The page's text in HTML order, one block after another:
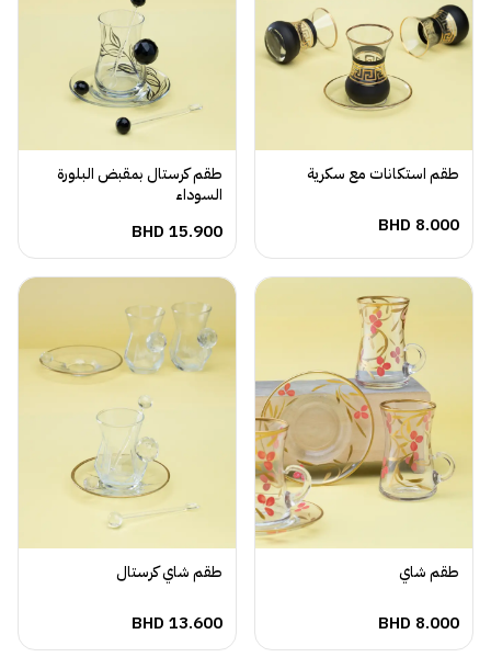
طقم استكانات مع سكرية
BHD 8.000
طقم كرستال بمقبض البلورة
السوداء
BHD 15.900
طقم شاي
BHD 8.000
طقم شاي كرستال
BHD 13.600